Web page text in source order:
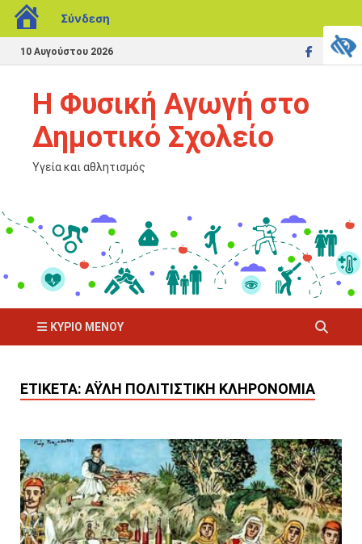
Σύνδεση
10 Αυγούστου 2026
Η Φυσική Αγωγή στο
Δημοτικό Σχολείο
Υγεία και αθλητισμός
ΚΎΡΙΟ ΜΕΝΟΎ
ΕΤΙΚΈΤΑ: ΆΥΛΗ ΠΟΛΙΤΙΣΤΙΚΉ ΚΛΗΡΟΝΟΜΙΆ